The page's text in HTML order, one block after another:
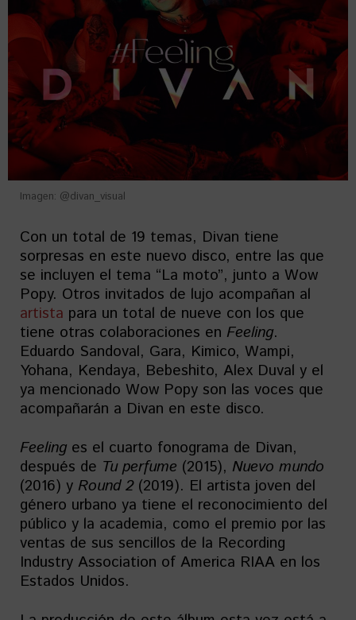
Imagen: @divan_visual
Con un total de 19 temas, Divan tiene
sorpresas en este nuevo disco, entre las que
se incluyen el tema “La moto”, junto a Wow
Popy. Otros invitados de lujo acompañan al
artista para un total de nueve con los que
tiene otras colaboraciones en Feeling.
Eduardo Sandoval, Gara, Kimico, Wampi,
Yohana, Kendaya, Bebeshito, Alex Duval y el
ya mencionado Wow Popy son las voces que
acompañarán a Divan en este disco.
Feeling es el cuarto fonograma de Divan,
después de Tu perfume (2015), Nuevo mundo
(2016) y Round 2(2019). El artista joven del
género urbano ya tiene el reconocimiento del
público y la academia, como el premio por las
ventas de sus sencillos de la Recording
Industry Association of America RIAA en los
Estados Unidos.